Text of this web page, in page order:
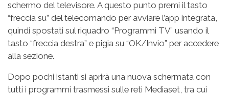
schermo del televisore. A questo punto premi il tasto
“freccia su” del telecomando per avviare l’app integrata,
quindi spostati sul riquadro “Programmi TV” usando il
tasto “freccia destra” e pigia su “OK/Invio” per accedere
alla sezione.
Dopo pochi istanti si aprirà una nuova schermata con
tutti i programmi trasmessi sulle reti Mediaset, tra cui